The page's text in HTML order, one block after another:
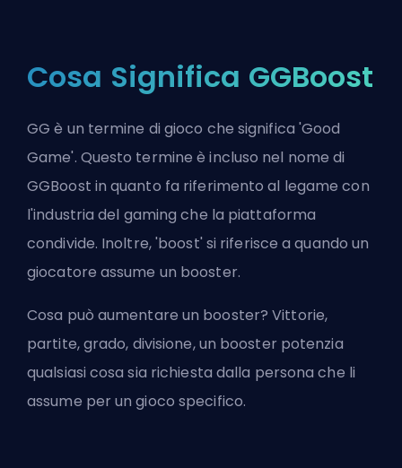
Cosa Significa GGBoost
GG è un termine di gioco che significa 'Good
Game'. Questo termine è incluso nel nome di
GGBoost in quanto fa riferimento al legame con
l'industria del gaming che la piattaforma
condivide. Inoltre, 'boost' si riferisce a quando un
giocatore assume un booster.
Cosa può aumentare un booster? Vittorie,
partite, grado, divisione, un booster potenzia
qualsiasi cosa sia richiesta dalla persona che li
assume per un gioco specifico.